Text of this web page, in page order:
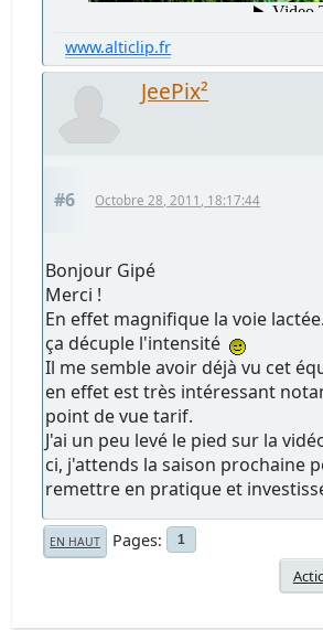
www.alticlip.fr
JeePix²
#6 Octobre 28, 2011, 18:17:44
Bonjour Gipé
Merci !
En effet magnifique la voie
ça décuple l'intensité
Il me semble avoir déjà vu cet
en effet est très intéressant
point de vue tarif.
J'ai un peu levé le pied sur la
ci, j'attends la saison prochaine
remettre en pratique et
EN HAUT Pages 1